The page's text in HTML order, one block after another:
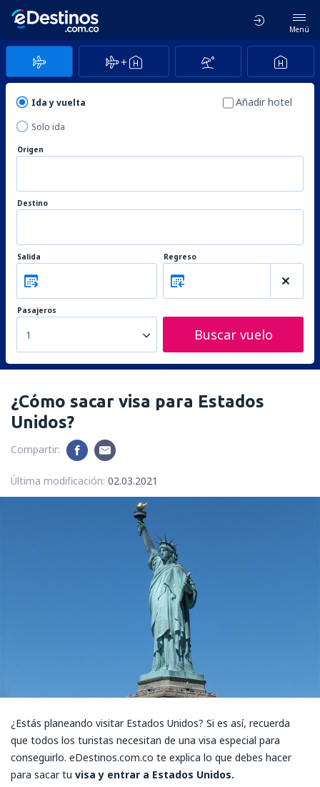
Menú
Ida y vuelta
Solo ida
Añadir hotel
Origen
Destino
Salida Regreso
Pasajeros
1 Buscar vuelo
¿Cómo sacar visa para Estados
Unidos?
Compartir:
Última modificación: 02.03.2021
¿Estás planeando visitar Estados Unidos? Si es así, recuerda
que todos los turistas necesitan de una visa especial para
conseguirlo. eDestinos.com.co te explica lo que debes hacer
para sacar tu visa y entrar a Estados Unidos.